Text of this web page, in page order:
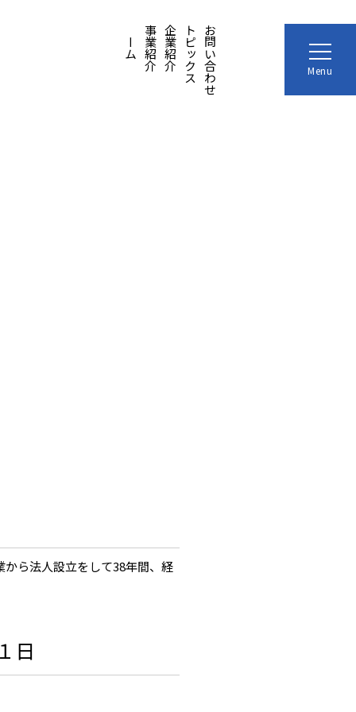
ホーム 事業紹介企業紹介 トピックスお問い合わせ Menu
ら法人設立をして38年間、経
日